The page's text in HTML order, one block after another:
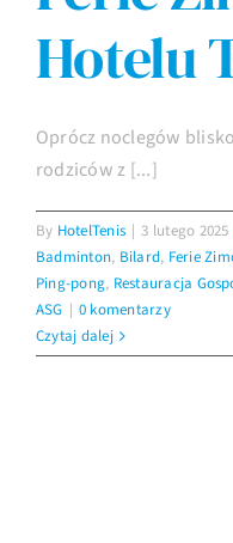
Atrakcje
Imprezy
Galeria
Kontakt
Hotelu
Oprócz noclegów
rodziców z [...]
By HotelTenis | 3 lutego 2025
Badminton, Bilard, Ferie
Ping-pong, Restauracja
ASG | 0 komentarzy
Czytaj dalej